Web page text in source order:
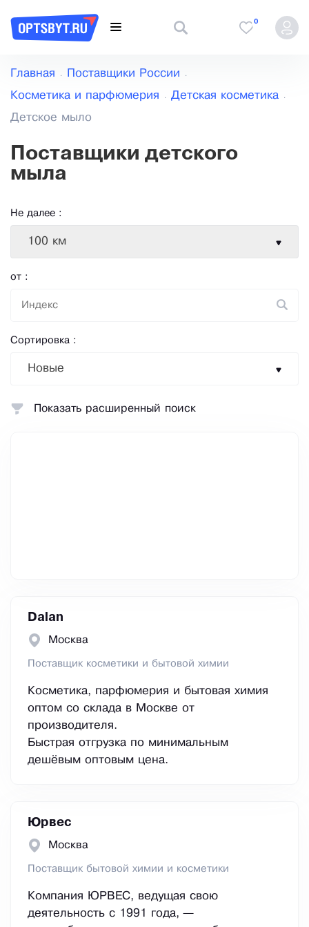
0
Главная Поставщики России
Косметика и парфюмерия Детская косметика
Детское мыло
Поставщики детского
мыла
Не далее :
100 км
от :
Сортировка :
Новые
Dalan
Москва
Поставщик косметики и бытовой химии
Косметика, парфюмерия и бытовая химия
оптом со склада в Москве от
производителя.
Быстрая отгрузка по минимальным
дешёвым оптовым цена.
Юрвес
Москва
Поставщик бытовой химии и косметики
Компания ЮРВЕС, ведущая свою
деятельность с 1991 года, —
Показать расширенный поиск